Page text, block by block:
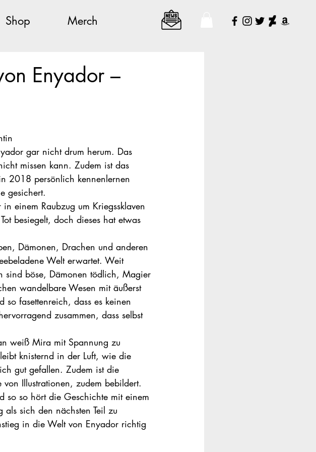
Shop Merch
Enyador –
gar nicht drum herum. Das
missen kann. Zudem ist das
2018 persönlich kennenlernen
gesichert.
einem Raubzug um Kriegssklaven
besiegelt, doch dieses hat etwas
Dämonen, Drachen und anderen
Welt erwartet. Weit
sind böse, Dämonen tödlich, Magier
wandelbare Wesen mit äußerst
so fasettenreich, dass es keinen
zusammen, dass selbst
weiß Mira mit Spannung zu
knisternd in der Luft, wie die
gut gefallen. Zudem ist die
Illustrationen, zudem bebildert.
so so hört die Geschichte mit einem
sich den nächsten Teil zu
in die Welt von Enyador richtig